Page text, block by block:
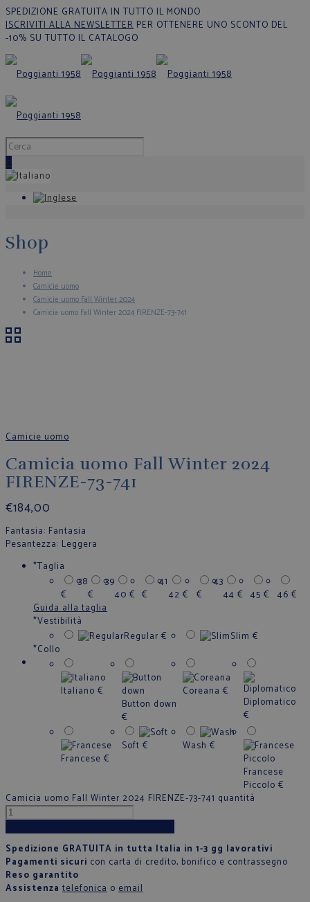
SPEDIZIONE GRATUITA IN TUTTO IL MONDO
ISCRIVITI ALLA NEWSLETTER PER OTTENERE UNO SCONTO DEL
-10% SU TUTTO IL CATALOGO
0
Shop
Home
Camicie uomo
Camicie uomo Fall Winter 2024
Camicia uomo Fall Winter 2024 FIRENZE-73-741
Camicie uomo
Camicia uomo Fall Winter 2024
FIRENZE-73-741
€184,00
Fantasia: Fantasia
Pesantezza: Leggera
*Taglia
38
€
39
€
40 €
41
€
42 €
43
€
44 € 45 € 46 €
Guida alla taglia
*Vestibilità
Regular € Slim €
*Collo
Italiano €
Button down
€
Coreana €
Diplomatico
€
Francese €
Soft € Wash €
Francese
Piccolo €
Camicia uomo Fall Winter 2024 FIRENZE-73-741 quantità
Spedizione GRATUITA in tutta Italia in 1-3 gg lavorativi
Pagamenti sicuri con carta di credito, bonifico e contrassegno
Reso garantito
Assistenza telefonica o email